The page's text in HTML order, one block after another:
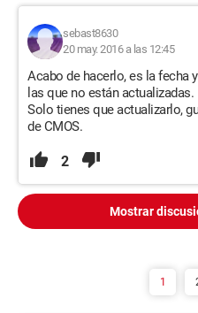
sebast8630
20 may. 2016 a las 12:45
Acabo de hacerlo, es la fecha
las que no están actualizadas.
Solo tienes que actualizarlo,
de CMOS.
2
Mostrar
1